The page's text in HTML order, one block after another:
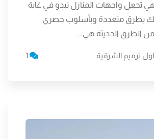
تجعل واجهات المنازل تبدو في غاية
بطرق متعددة وبأسلوب حصري
الطرق الحديثة هي:…
ترميم الشرقية